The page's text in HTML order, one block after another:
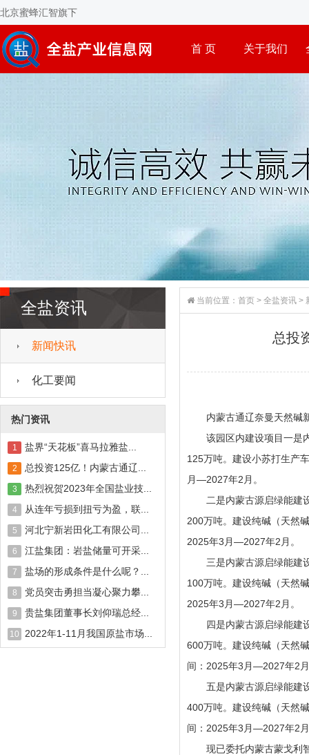
北京蜜蜂汇智旗下
首 页 关于我们
全盐资讯
新闻快讯
化工要闻
热门资讯
1 盐界“天花板”喜马拉雅盐...
2 总投资125亿！内蒙古通辽...
3 热烈祝贺2023年全国盐业技...
4 从连年亏损到扭亏为盈，联...
5 河北宁新岩田化工有限公司...
6 江盐集团：岩盐储量可开采...
7 盐场的形成条件是什么呢？...
8 党员突击勇担当凝心聚力攀...
9 贵盐集团董事长刘仰瑞总经...
10 2022年1-11月我国原盐市场...
当前位置： 首页 > 全盐资讯 >
总投
内蒙古通辽奈曼天然碱新
该园区内建设项目一是内
125万吨。建设小苏打生产
月—2027年2月。
二是内蒙古源启绿能建设
200万吨。建设纯碱（天然
2025年3月—2027年2月。
三是内蒙古源启绿能建设
100万吨。建设纯碱（天然
2025年3月—2027年2月。
四是内蒙古源启绿能建设
600万吨。建设纯碱（天然
间：2025年3月—2027年2
五是内蒙古源启绿能建设
400万吨。建设纯碱（天然
间：2025年3月—2027年2
现已委托内蒙古蒙戈利智